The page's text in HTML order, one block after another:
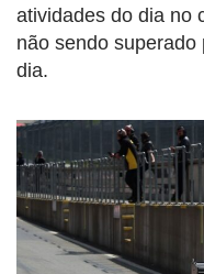
atividades do dia no
não sendo
dia.